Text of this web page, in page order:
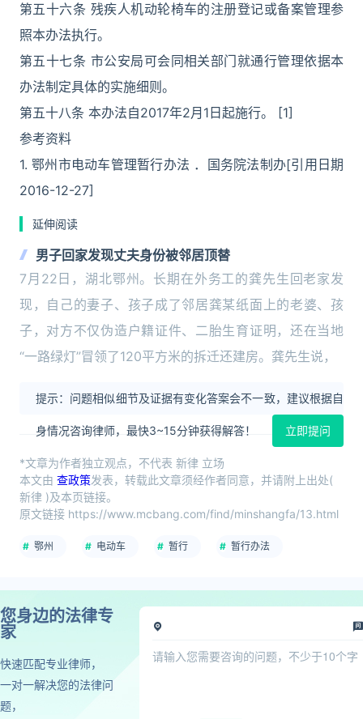
第五十六条 残疾人机动轮椅车的注册登记或备案管理参
照本办法执行。
第五十七条 市公安局可会同相关部门就通行管理依据本
办法制定具体的实施细则。
第五十八条 本办法自2017年2月1日起施行。 [1]
参考资料
1. 鄂州市电动车管理暂行办法 ．国务院法制办[引用日期
2016-12-27]
延伸阅读
男子回家发现丈夫身份被邻居顶替
7月22日，湖北鄂州。长期在外务工的龚先生回老家发
现，自己的妻子、孩子成了邻居龚某纸面上的老婆、孩
子，对方不仅伪造户籍证件、二胎生育证明，还在当地
“一路绿灯”冒领了120平方米的拆迁还建房。龚先生说，
提示：问题相似细节及证据有变化答案会不一致，建议根据自
身情况咨询律师，最快3~15分钟获得解答！ 立即提问
*文章为作者独立观点，不代表 新律 立场
本文由 查政策发表，转载此文章须经作者同意，并请附上出处(
新律 )及本页链接。
原文链接 https://www.mcbang.com/find/minshangfa/13.html
鄂州 电动车 暂行 暂行办法
您身边的法律专
家
快速匹配专业律师，
一对一解决您的法律问
题，